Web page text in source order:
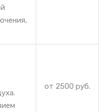
от 2500 руб.